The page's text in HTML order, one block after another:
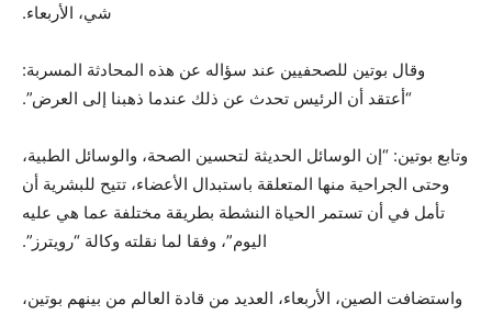
شي، الأربعاء.
وقال بوتين للصحفيين عند سؤاله عن هذه المحادثة المسربة:
“أعتقد أن الرئيس تحدث عن ذلك عندما ذهبنا إلى العرض”.
وتابع بوتين: “إن الوسائل الحديثة لتحسين الصحة، والوسائل الطبية،
وحتى الجراحية منها المتعلقة باستبدال الأعضاء، تتيح للبشرية أن
تأمل في أن تستمر الحياة النشطة بطريقة مختلفة عما هي عليه
اليوم”، وفقا لما نقلته وكالة “رويترز”.
واستضافت الصين، الأربعاء، العديد من قادة العالم من بينهم بوتين،